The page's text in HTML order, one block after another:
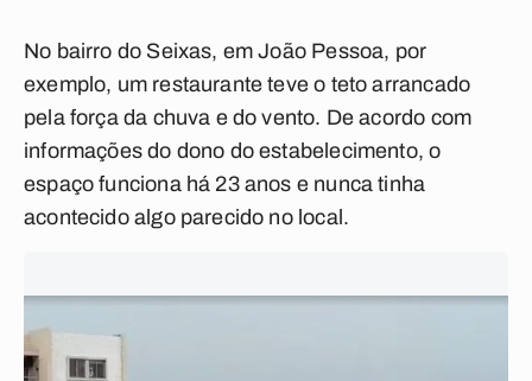
No bairro do Seixas, em João Pessoa, por
exemplo, um restaurante teve o teto arrancado
pela força da chuva e do vento. De acordo com
informações do dono do estabelecimento, o
espaço funciona há 23 anos e nunca tinha
acontecido algo parecido no local.